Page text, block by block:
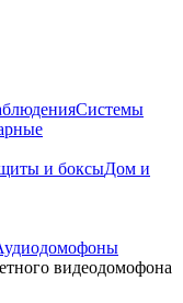
Системы
и боксыДом и
видеодомофона